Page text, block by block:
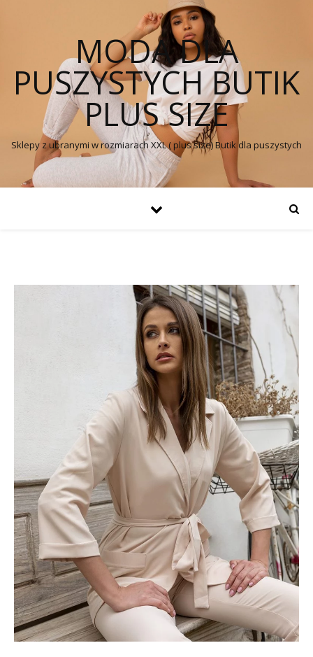
MODA DLA
PUSZYSTYCH BUTIK
PLUS SIZE
Sklepy z ubranymi w rozmiarach XXL ( plus size) Butik dla puszystych